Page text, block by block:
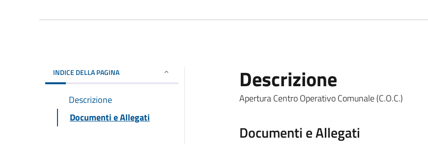
INDICE DELLA PAGINA
Descrizione
Documenti e Allegati
Descrizione
Apertura Centro Operativo Comunale (C.O.C.)
Documenti e Allegati